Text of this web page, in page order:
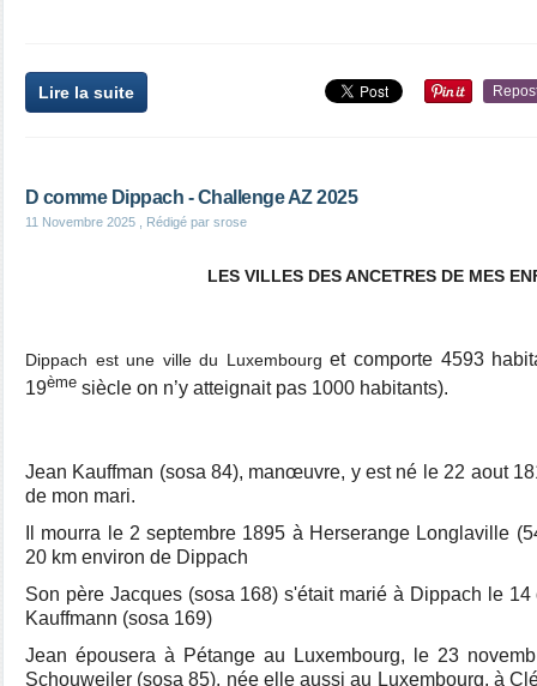
Lire la suite
D comme Dippach - Challenge AZ 2025
11 Novembre 2025 , Rédigé par srose
LES VILLES DES ANCETRES DE MES
Dippach est une ville du Luxembourg et comporte 4593
19ème siècle on n’y atteignait pas 1000 habitants).
Jean Kauffman (sosa 84), manœuvre, y est né le 22 aout
de mon mari.
Il mourra le 2 septembre 1895 à Herserange Longlaville
20 km environ de Dippach
Son père Jacques (sosa 168) s'était marié à Dippach le
Kauffmann (sosa 169)
Jean épousera à Pétange au Luxembourg, le 23
Schouweiler (sosa 85), née elle aussi au Luxembourg, à